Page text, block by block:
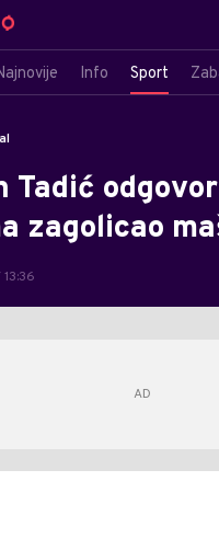
Info Sport
Tadić
zagolicao